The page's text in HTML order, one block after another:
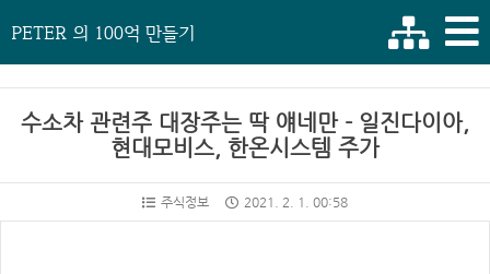
PETER 의 100억 만들기
수소차 관련주 대장주는 딱 얘네만 - 일진다이아,
현대모비스, 한온시스템 주가
주식정보 2021. 2. 1. 00:58